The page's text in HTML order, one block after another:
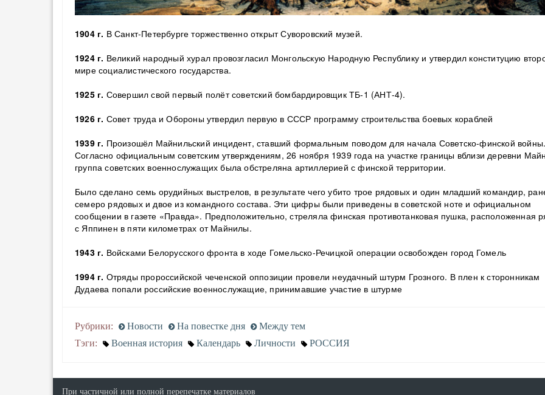
1904 г. В Санкт-Петербурге торжественно открыт Суворовский музей.
1924 г. Великий народный хурал провозгласил Монгольскую Народную Республику и утвердил конституцию
мире социалистического государства.
1925 г. Совершил свой первый полёт советский бомбардировщик ТБ-1 (АНТ-4).
1926 г. Совет труда и Обороны утвердил первую в СССР программу строительства боевых кораблей
1939 г. Произошёл Майнильский инцидент, ставший формальным поводом для начала Советско-финской
Согласно официальным советским утверждениям, 26 ноября 1939 года на участке границы вблизи деревни
группа советских военнослужащих была обстреляна артиллерией с финской территории.
Было сделано семь орудийных выстрелов, в результате чего убито трое рядовых и один младший командир,
семеро рядовых и двое из командного состава. Эти цифры были приведены в советской ноте и официальном
сообщении в газете «Правда». Предположительно, стреляла финская противотанковая пушка, расположенная
с Яппинен в пяти километрах от Майнилы.
1943 г. Войсками Белорусского фронта в ходе Гомельско-Речицкой операции освобожден город Гомель
1994 г. Отряды пророссийской чеченской оппозиции провели неудачный штурм Грозного. В плен к сторонникам
Дудаева попали российские военнослужащие, принимавшие участие в штурме
Рубрики: Новости На повестке дня
Между тем
Тэги:
Военная история Календарь Личности РОССИЯ
При частичной или полной перепечатке материалов